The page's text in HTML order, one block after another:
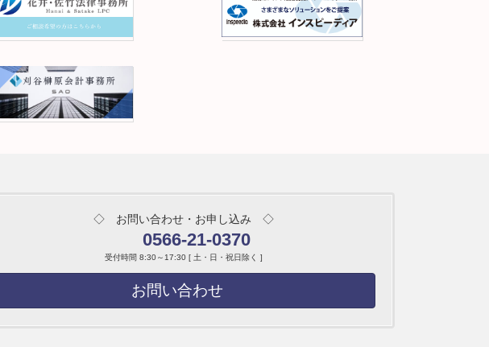
◇ お問い合わせ・お申し込み ◇
0566-21-0370
受付時間 8:30～17:30 [ 土・日・祝日除く ]
お問い合わせ